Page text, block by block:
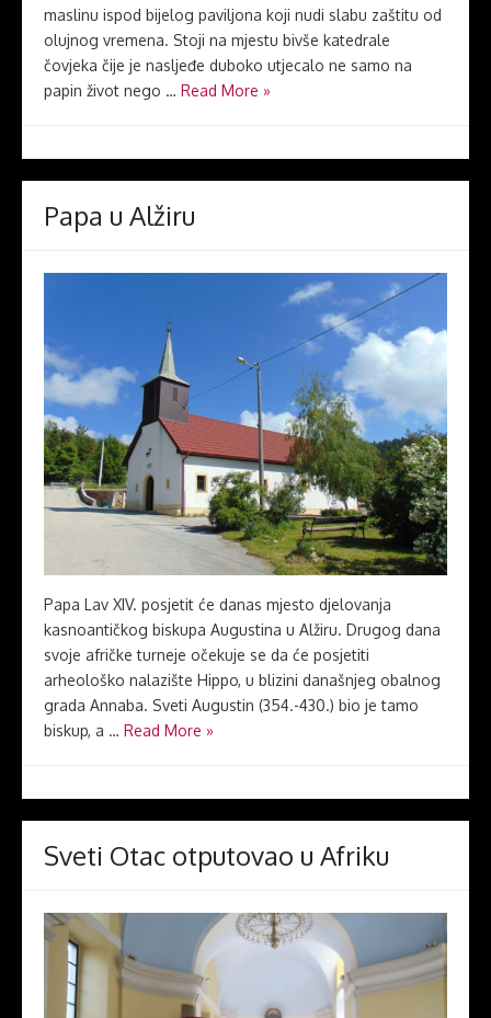
maslinu ispod bijelog paviljona koji nudi slabu zaštitu od
olujnog vremena. Stoji na mjestu bivše katedrale
čovjeka čije je nasljeđe duboko utjecalo ne samo na
papin život nego … Read More »
Papa u Alžiru
Papa Lav XIV. posjetit će danas mjesto djelovanja
kasnoantičkog biskupa Augustina u Alžiru. Drugog dana
svoje afričke turneje očekuje se da će posjetiti
arheološko nalazište Hippo, u blizini današnjeg obalnog
grada Annaba. Sveti Augustin (354.-430.) bio je tamo
biskup, a … Read More »
Sveti Otac otputovao u Afriku